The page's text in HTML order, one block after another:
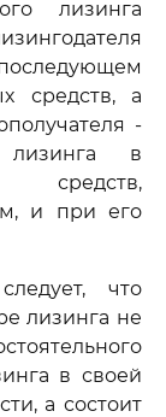
лизинга
средств, а
-
лизинга в
средств,
и при его
что
лизинга не
в своей
а состоит